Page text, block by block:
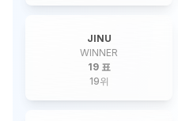
JINU
WINNER
19 표
19위